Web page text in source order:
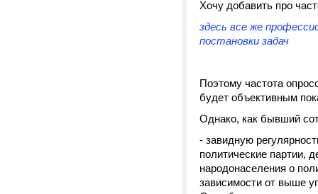
Хочу добавить про
здесь все же
постановки задач
Поэтому частота
будет объективным
Однако, как бывший
- завидную
политические партии,
народонаселения о
зависимости от выше